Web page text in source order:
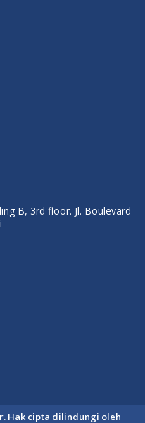
B, 3rd floor. Jl. Boulevard
Hak cipta dilindungi oleh